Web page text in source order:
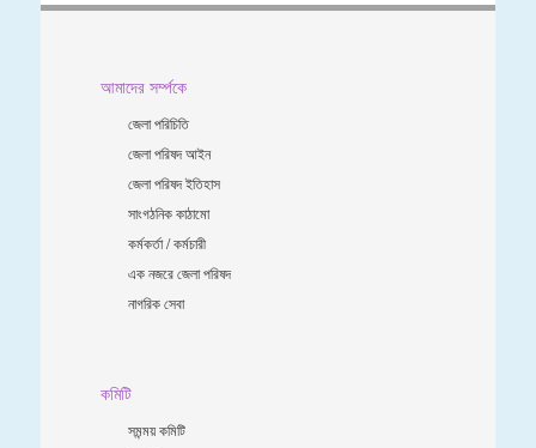
আমাদের সর্ম্পকে
জেলা পরিচিতি
জেলা পরিষদ আইন
জেলা পরিষদ ইতিহাস
সাংগঠনিক কাঠামো
কর্মকর্তা / কর্মচারী
এক নজরে জেলা পরিষদ
নাগরিক সেবা
কমিটি
সমন্ময় কমিটি